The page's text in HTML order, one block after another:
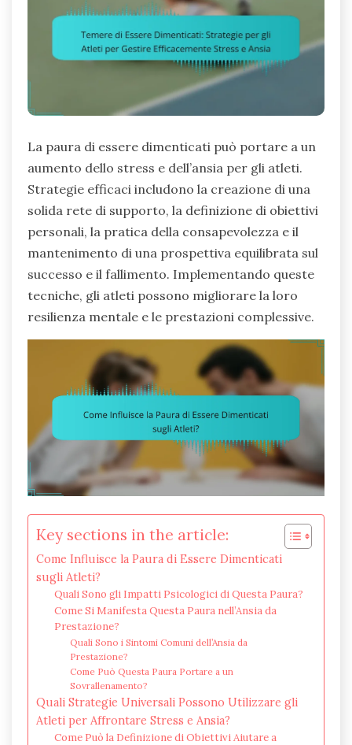
La paura di essere dimenticati può portare a un
aumento dello stress e dell’ansia per gli atleti.
Strategie efficaci includono la creazione di una
solida rete di supporto, la definizione di obiettivi
personali, la pratica della consapevolezza e il
mantenimento di una prospettiva equilibrata sul
successo e il fallimento. Implementando queste
tecniche, gli atleti possono migliorare la loro
resilienza mentale e le prestazioni complessive.
Key sections in the article:
Come Influisce la Paura di Essere Dimenticati
sugli Atleti?
Quali Sono gli Impatti Psicologici di Questa Paura?
Come Si Manifesta Questa Paura nell’Ansia da
Prestazione?
Quali Sono i Sintomi Comuni dell’Ansia da
Prestazione?
Come Può Questa Paura Portare a un
Sovrallenamento?
Quali Strategie Universali Possono Utilizzare gli
Atleti per Affrontare Stress e Ansia?
Come Può la Definizione di Obiettivi Aiutare a